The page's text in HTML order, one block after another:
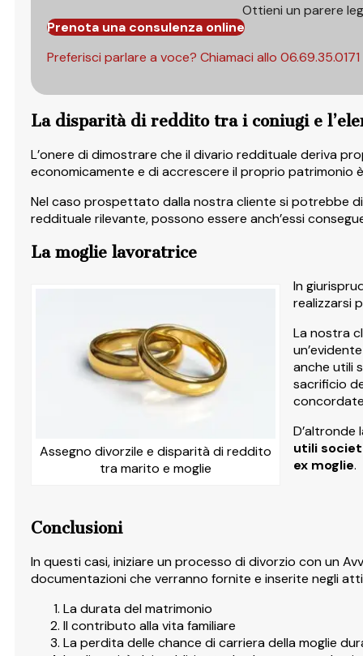
Ottieni un parere
Prenota una consulenza online
Preferisci parlare a voce? Chiamaci allo 06.69.35.0171
La disparità di reddito tra i coniugi e
L’onere di dimostrare che il divario reddituale deriva
economicamente e di accrescere il proprio patrimonio
Nel caso prospettato dalla nostra cliente si potrebbe
reddituale rilevante, possono essere anch’essi
La moglie lavoratrice
Assegno divorzile e disparità di reddito
tra marito e moglie
In
realizzarsi
La nostra
anche utili
sacrificio
D’altronde
utili
ex moglie.
Conclusioni
In questi casi, iniziare un processo di divorzio con un
documentazioni che verranno fornite e inserite negli
La durata del matrimonio
Il contributo alla vita familiare
La perdita delle chance di carriera della moglie